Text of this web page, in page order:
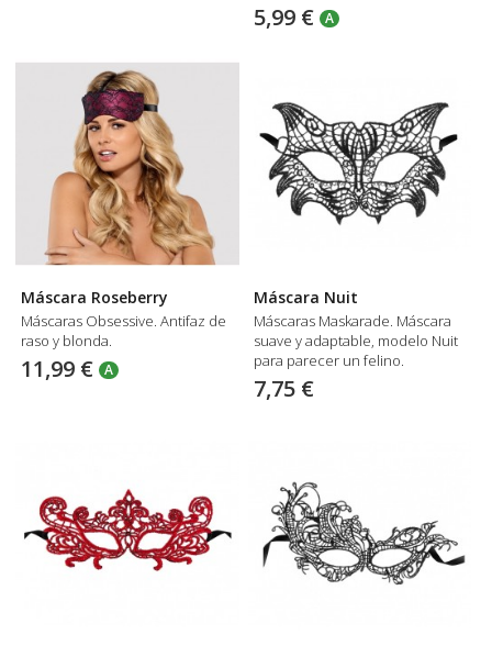
5,99 € A
Máscara Roseberry
Máscaras Obsessive. Antifaz de
raso y blonda.
11,99 € A
Máscara Nuit
Máscaras Maskarade. Máscara
suave y adaptable, modelo Nuit
para parecer un felino.
7,75 €